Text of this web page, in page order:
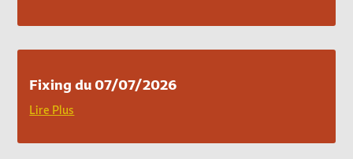
Fixing du 07/07/2026
Lire Plus